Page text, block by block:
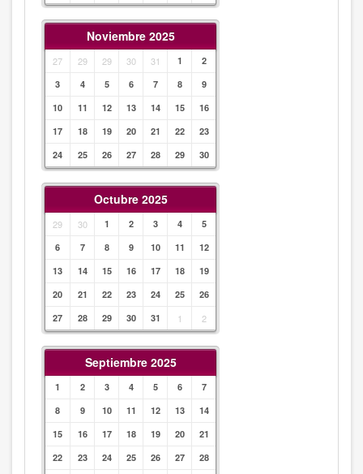
Noviembre 2025
27 29 29 30 31 1
2
3
4 5 6 7 8
9
10
11 12 13 14 15
16
17
18 19 20 21 22
23
24
25 26 27 28 29 30
Octubre 2025
29 30 1 2 3 4
5
6
7 8 9 10 11
12
13
14 15 16 17 18
19
20
21 22 23 24 25
26
27
28 29 30 31 1 2
Septiembre 2025
1 2 3 4 5 6
7
8
9 10 11 12 13
14
15
16 17 18 19 20
21
22
23 24 25 26 27
28